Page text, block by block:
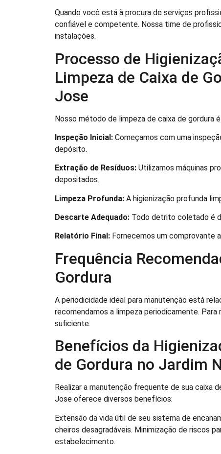
Quando você está à procura de serviços
confiável e competente. Nossa time de
instalações.
Processo de
Limpeza de Caixa de
Jose
Nosso método de limpeza de caixa de gordura
Inspeção Inicial: Começamos com uma
depósito.
Extração de Resíduos: Utilizamos máquinas
depositados.
Limpeza Profunda: A higienização profunda
Descarte Adequado: Todo detrito coletado é
Relatório Final: Fornecemos um comprovante
Frequência
Gordura
A periodicidade ideal para manutenção está
recomendamos a limpeza periodicamente.
suficiente.
Benefícios da
de Gordura no Jardim
Realizar a manutenção frequente de sua caixa
Jose oferece diversos benefícios:
Extensão da vida útil de seu sistema de
cheiros desagradáveis. Minimização de riscos
estabelecimento.